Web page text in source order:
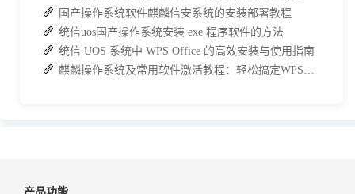
国产操作系统软件麒麟信安系统的安装部署教程
统信uos国产操作系统安装 exe 程序软件的方法
统信 UOS 系统中 WPS Office 的高效安装与使用指南